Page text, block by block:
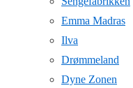
Emma Madras
Ilva
Drømmeland
Dyne Zonen